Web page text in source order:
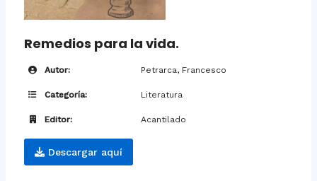
Remedios para la vida.
Autor: Petrarca, Francesco
Categoría: Literatura
Editor: Acantilado
Descargar aquí